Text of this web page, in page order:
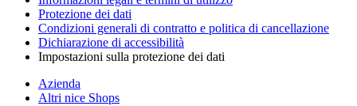
Protezione dei dati
Condizioni generali di contratto e politica di cancellazione
Dichiarazione di accessibilità
Impostazioni sulla protezione dei dati
Azienda
Altri nice Shops